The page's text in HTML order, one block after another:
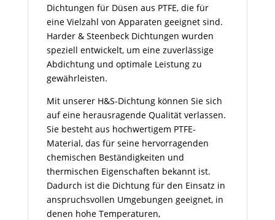
Dichtungen für Düsen aus PTFE, die für
eine Vielzahl von Apparaten geeignet sind.
Harder & Steenbeck Dichtungen wurden
speziell entwickelt, um eine zuverlässige
Abdichtung und optimale Leistung zu
gewährleisten.
Mit unserer H&S-Dichtung können Sie sich
auf eine herausragende Qualität verlassen.
Sie besteht aus hochwertigem PTFE-
Material, das für seine hervorragenden
chemischen Beständigkeiten und
thermischen Eigenschaften bekannt ist.
Dadurch ist die Dichtung für den Einsatz in
anspruchsvollen Umgebungen geeignet, in
denen hohe Temperaturen,